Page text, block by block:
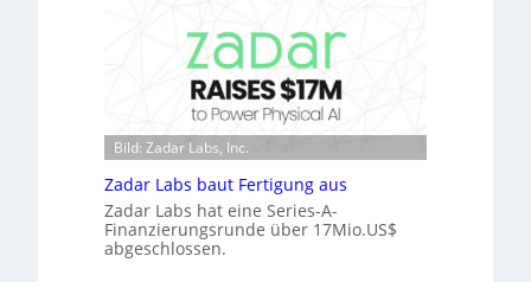
a
r
k
V
i
s
i
o
n
o
c
h
i
p
l
a
n
Bild: Zadar Labs, Inc.
Zadar Labs baut Fertigung aus
Zadar Labs hat eine Series-A-
Finanzierungsrunde über 17Mio.US$
abgeschlossen.